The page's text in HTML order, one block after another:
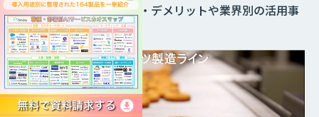
外観検査とは｜メリット・デメリットや業界別の活用事
例を解説